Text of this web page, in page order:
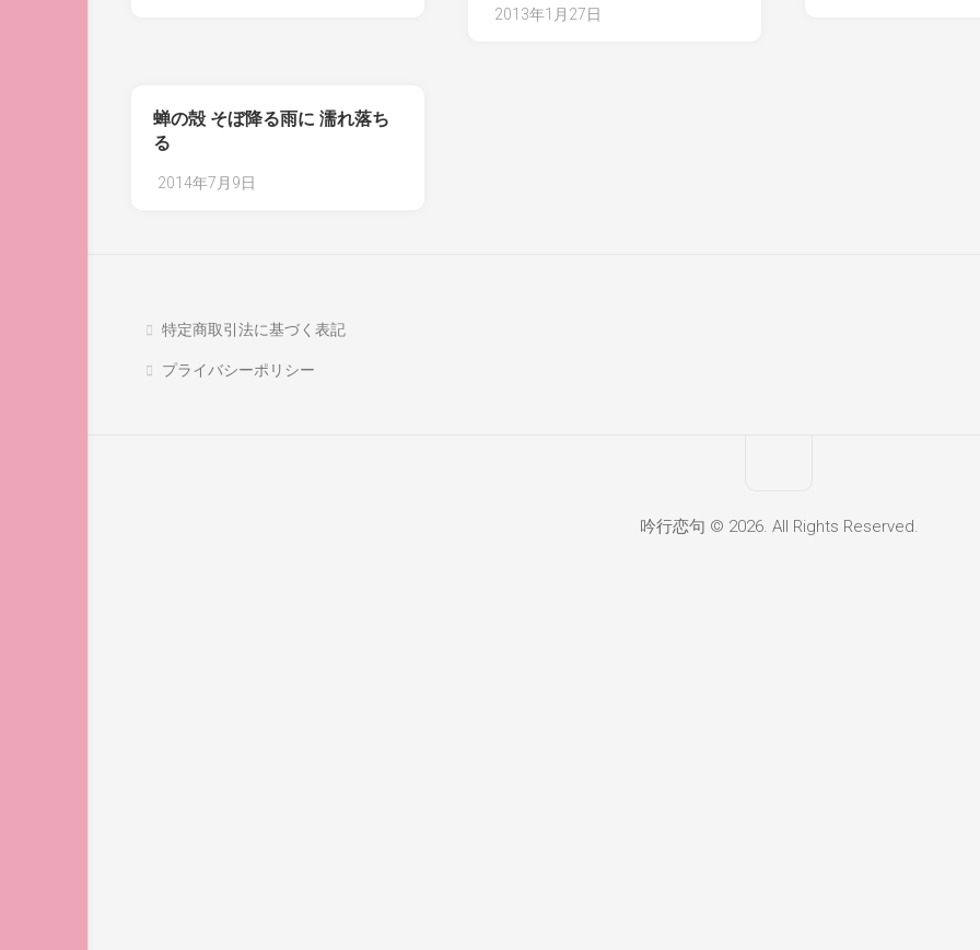
2013年1月27日
蝉の殻 そぼ降る雨に 濡れ落ち
る
2014年7月9日
特定商取引法に基づく表記
プライバシーポリシー
吟行恋句 © 2026. All Rights Reserved.